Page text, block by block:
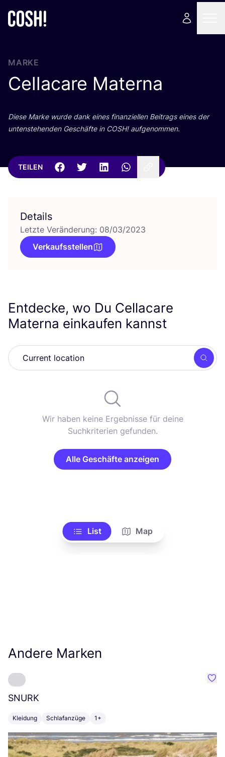
MARKE
Cellacare Materna
Die­se Mar­ke wur­de dank eines finan­zi­el­len Bei­trags eines der
unten­ste­hen­den Geschäf­te in COSH! aufgenommen.
TEILEN
Details
Letzte Veränderung: 08/03/2023
Verkaufsstellen
Entdecke, wo Du Cellacare
Materna einkaufen kannst
Wir haben keine Ergebnisse für deine
Suchkriterien gefunden.
Alle Geschäfte anzeigen
List Map
Andere Marken
SNURK
Kleidung Schlafanzüge 1+